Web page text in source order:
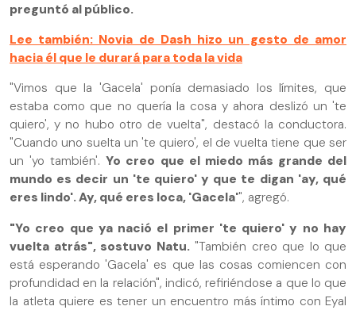
preguntó al público.
Lee también: Novia de Dash hizo un gesto de amor
hacia él que le durará para toda la vida
"Vimos que la 'Gacela' ponía demasiado los límites, que
estaba como que no quería la cosa y ahora deslizó un 'te
quiero', y no hubo otro de vuelta", destacó la conductora.
"Cuando uno suelta un 'te quiero', el de vuelta tiene que ser
un 'yo también'.Yo creo que el miedo más grande del
mundo es decir un 'te quiero' y que te digan 'ay, qué
eres lindo'. Ay, qué eres loca, 'Gacela'", agregó.
"Yo creo que ya nació el primer 'te quiero' y no hay
vuelta atrás", sostuvo Natu."También creo que lo que
está esperando 'Gacela' es que las cosas comiencen con
profundidad en la relación", indicó, refiriéndose a que lo que
la atleta quiere es tener un encuentro más íntimo con Eyal